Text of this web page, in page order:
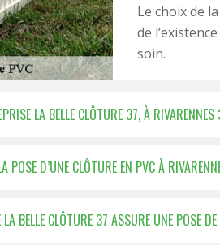
Le choix de
de
soin.
LA BELLE CLÔTURE 37, À
POSE D’UNE CLÔTURE EN PVC À
LA BELLE CLÔTURE 37 ASSURE UNE POSE